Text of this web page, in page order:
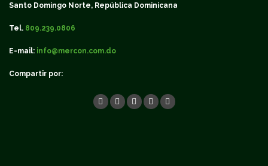
Santo Domingo Norte, República Dominicana
Tel. 809.239.0806
E-mail: info@mercon.com.do
Compartir por: